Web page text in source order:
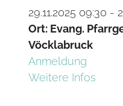
29.11.2025 09:30 -
Ort: Evang.
Vöcklabruck
Anmeldung
Weitere Infos